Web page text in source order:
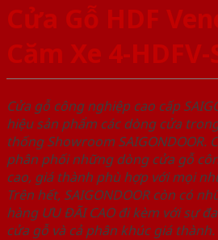
Cửa Gỗ HDF
Căm Xe 4-HDFV-
Cửa gỗ công nghiệp cao cấp
hiệu sản phẩm các dòng cửa
thống Showroom SAIGONDOOR.
phân phối những dòng cửa gỗ
cao, giá thành phù hợp với mọi
Trên hết, SAIGONDOOR còn có
hàng ƯU ĐÃI CAO đi kèm với sự
cửa gỗ và cả phân khúc giá thành.